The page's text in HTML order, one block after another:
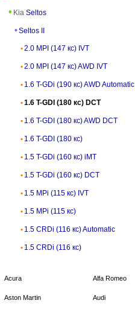
Kia Seltos
Seltos II
2.0 MPI (147 кс) IVT
2.0 MPI (147 кс) AWD IVT
1.6 T-GDi (190 кс) AWD Automatic
1.6 T-GDI (180 кс) DCT
1.6 T-GDI (180 кс) AWD DCT
1.6 T-GDI (180 кс)
1.5 T-GDi (160 кс) iMT
1.5 T-GDi (160 кс) DCT
1.5 MPi (115 кс) IVT
1.5 MPi (115 кс)
1.5 CRDi (116 кс) Automatic
1.5 CRDi (116 кс)
Acura Alfa Romeo
Aston Martin Audi